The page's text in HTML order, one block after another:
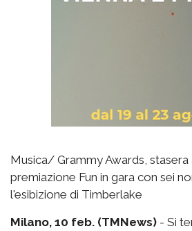
Musica/ Grammy Awards, stasera
premiazione Fun in gara con sei
l'esibizione di Timberlake
Milano, 10 feb. (TMNews) - Si